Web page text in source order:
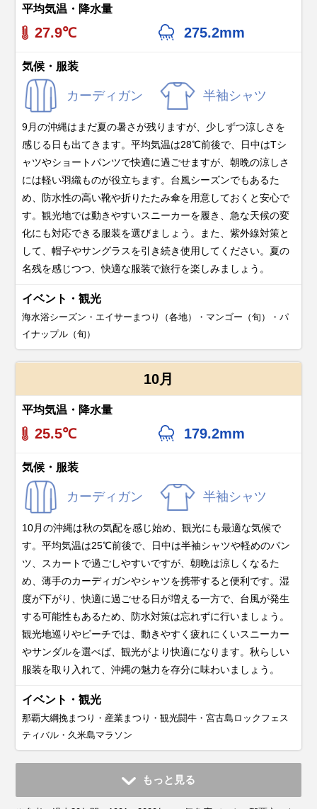
平均気温・降水量
27.9℃ 275.2mm
気候・服装
カーディガン 半袖シャツ
9月の沖縄はまだ夏の暑さが残りますが、少しずつ涼しさを
感じる日も出てきます。平均気温は28℃前後で、日中はTシ
ャツやショートパンツで快適に過ごせますが、朝晩の涼しさ
には軽い羽織ものが役立ちます。台風シーズンでもあるた
め、防水性の高い靴や折りたたみ傘を用意しておくと安心で
す。観光地では動きやすいスニーカーを履き、急な天候の変
化にも対応できる服装を選びましょう。また、紫外線対策と
して、帽子やサングラスを引き続き使用してください。夏の
名残を感じつつ、快適な服装で旅行を楽しみましょう。
イベント・観光
海水浴シーズン・エイサーまつり（各地）・マンゴー（旬）・パ
イナップル（旬）
10月
平均気温・降水量
25.5℃ 179.2mm
気候・服装
カーディガン 半袖シャツ
10月の沖縄は秋の気配を感じ始め、観光にも最適な気候で
す。平均気温は25℃前後で、日中は半袖シャツや軽めのパン
ツ、スカートで過ごしやすいですが、朝晩は涼しくなるた
め、薄手のカーディガンやシャツを携帯すると便利です。湿
度が下がり、快適に過ごせる日が増える一方で、台風が発生
する可能性もあるため、防水対策は忘れずに行いましょう。
観光地巡りやビーチでは、動きやすく疲れにくいスニーカー
やサンダルを選べば、観光がより快適になります。秋らしい
服装を取り入れて、沖縄の魅力を存分に味わいましょう。
イベント・観光
那覇大綱挽まつり・産業まつり・観光闘牛・宮古島ロックフェス
ティバル・久米島マラソン
11月
平均気温・降水量
12月
平均気温・降水量
1月
平均気温・降水量
2月
平均気温・降水量
3月
平均気温・降水量
4月
平均気温・降水量
5月
平均気温・降水量
6月
平均気温・降水量
7月
平均気温・降水量
もっと見る